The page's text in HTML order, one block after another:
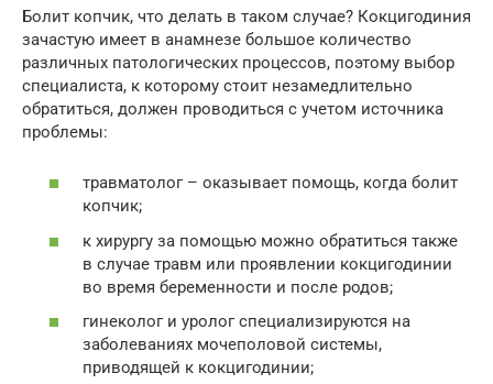
Болит копчик, что делать в таком случае? Кокцигодиния
зачастую имеет в анамнезе большое количество
различных патологических процессов, поэтому выбор
специалиста, к которому стоит незамедлительно
обратиться, должен проводиться с учетом источника
проблемы:
травматолог – оказывает помощь, когда болит
копчик;
к хирургу за помощью можно обратиться также
в случае травм или проявлении кокцигодинии
во время беременности и после родов;
гинеколог и уролог специализируются на
заболеваниях мочеполовой системы,
приводящей к кокцигодинии;